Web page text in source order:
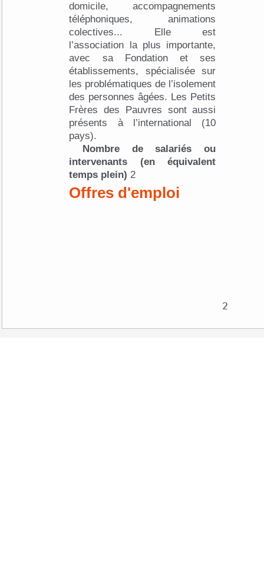
domicile, accompagnements
téléphoniques, animations
colectives... Elle est
l’association la plus importante,
avec sa Fondation et ses
établissements, spécialisée sur
les problématiques de l’isolement
des personnes âgées. Les Petits
Frères des Pauvres sont aussi
présents à l’international (10
pays).
Nombre de salariés ou
intervenants (en équivalent
temps plein) 2
Offres d'emploi